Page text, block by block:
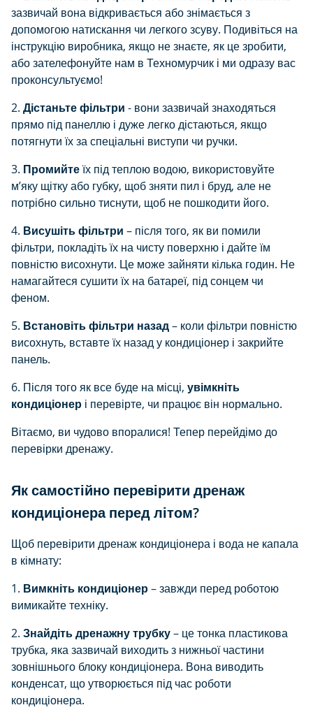
зазвичай вона відкривається або знімається з
допомогою натискання чи легкого зсуву. Подивіться на
інструкцію виробника, якщо не знаєте, як це зробити,
або зателефонуйте нам в Техномурчик і ми одразу вас
проконсультуємо!
2. Дістаньте фільтри - вони зазвичай знаходяться
прямо під панеллю і дуже легко дістаються, якщо
потягнути їх за спеціальні виступи чи ручки.
3. Промийтеїх під теплою водою, використовуйте
м’яку щітку або губку, щоб зняти пил і бруд, але не
потрібно сильно тиснути, щоб не пошкодити його.
4. Висушіть фільтри – після того, як ви помили
фільтри, покладіть їх на чисту поверхню і дайте їм
повністю висохнути. Це може зайняти кілька годин. Не
намагайтеся сушити їх на батареї, під сонцем чи
феном.
5. Встановіть фільтри назад– коли фільтри повністю
висохнуть, вставте їх назад у кондиціонер і закрийте
панель.
6. Після того як все буде на місці, увімкніть
кондиціонер і перевірте, чи працює він нормально.
Вітаємо, ви чудово впоралися! Тепер перейдімо до
перевірки дренажу.
Як самостійно перевірити дренаж
кондиціонера перед літом?
Щоб перевірити дренаж кондиціонера і вода не капала
в кімнату:
1. Вимкніть кондиціонер– завжди перед роботою
вимикайте техніку.
2. Знайдіть дренажну трубку– це тонка пластикова
трубка, яка зазвичай виходить з нижньої частини
зовнішнього блоку кондиціонера. Вона виводить
конденсат, що утворюється під час роботи
кондиціонера.